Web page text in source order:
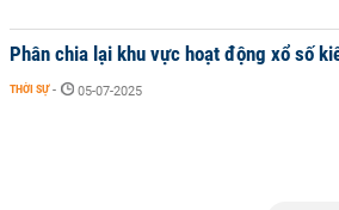
Phân chia lại khu vực hoạt động xổ số
THỜI SỰ - 05-07-2025